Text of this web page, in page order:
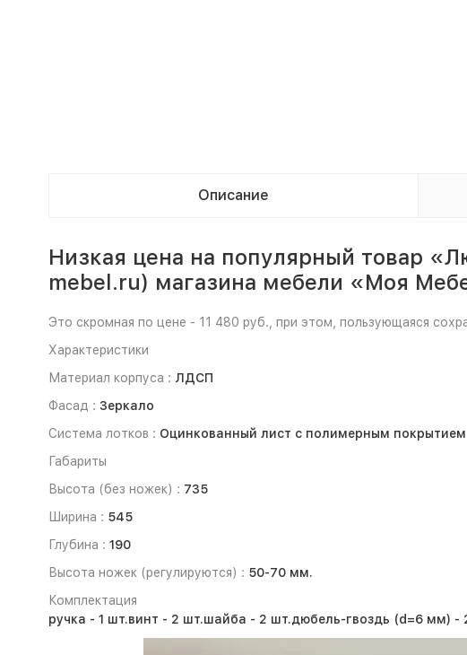
Описание
Низкая цена на популярный товар
mebel.ru) магазина мебели «Моя
Это скромная по цене - 11 480 руб., при этом, пользующаяся
Характеристики
Материал корпуса : ЛДСП
Фасад : Зеркало
Система лотков : Оцинкованный лист с полимерным покрытием
Габариты
Высота (без ножек) : 735
Ширина : 545
Глубина : 190
Высота ножек (регулируются) : 50-70 мм.
Комплектация
ручка - 1 шт.винт - 2 шт.шайба - 2 шт.дюбель-гвоздь (d=6 мм) -